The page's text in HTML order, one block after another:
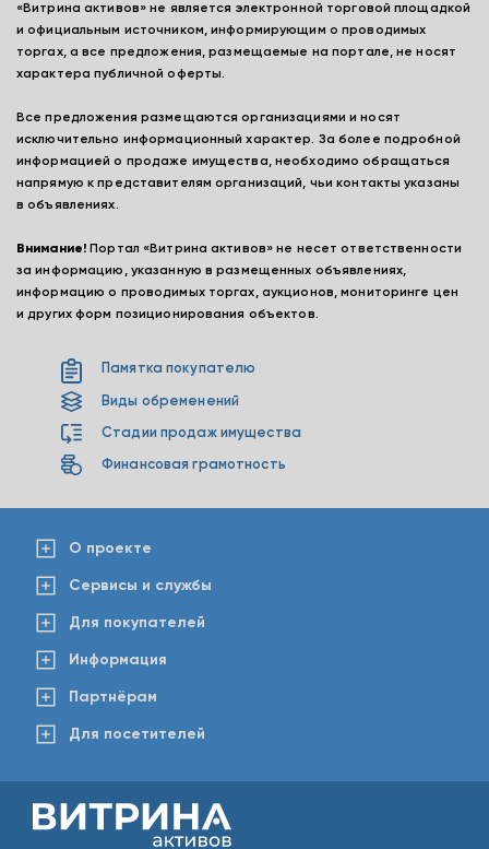
«Витрина активов» не является электронной торговой площадкой
и официальным источником, информирующим о проводимых
торгах, а все предложения, размещаемые на портале, не носят
характера публичной оферты.
Все предложения размещаются организациями и носят
исключительно информационный характер. За более подробной
информацией о продаже имущества, необходимо обращаться
напрямую к представителям организаций, чьи контакты указаны
в объявлениях.
Внимание! Портал «Витрина активов» не несет ответственности
за информацию, указанную в размещенных объявлениях,
информацию о проводимых торгах, аукционов, мониторинге цен
и других форм позиционирования объектов.
Памятка покупателю
Виды обременений
Стадии продаж имущества
Финансовая грамотность
О проекте
Сервисы и службы
Для покупателей
Информация
Партнёрам
Для посетителей